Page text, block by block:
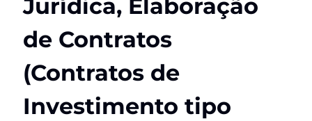
Jurídica, Elaboração
de Contratos
(Contratos de
Investimento tipo